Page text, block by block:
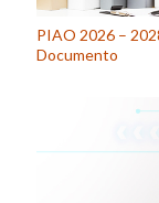
PIAO 2026 –
Documento